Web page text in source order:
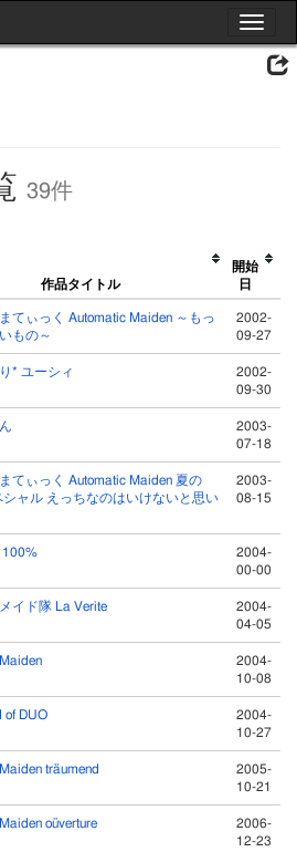
Toggle
39件
作品タイトル
開始
日
てぃっく Automatic Maiden ～もっ
もの～
2002-
09-27
* ユーシィ
2002-
09-30
2003-
07-18
てぃっく Automatic Maiden 夏の
シャル えっちなのはいけないと思い
2003-
08-15
100%
2004-
00-00
イド隊 La Verite
2004-
04-05
2004-
10-08
of DUO
2004-
10-27
träumend
2005-
10-21
oüverture
2006-
12-23